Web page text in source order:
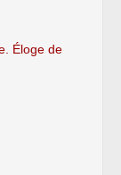
Éloge de